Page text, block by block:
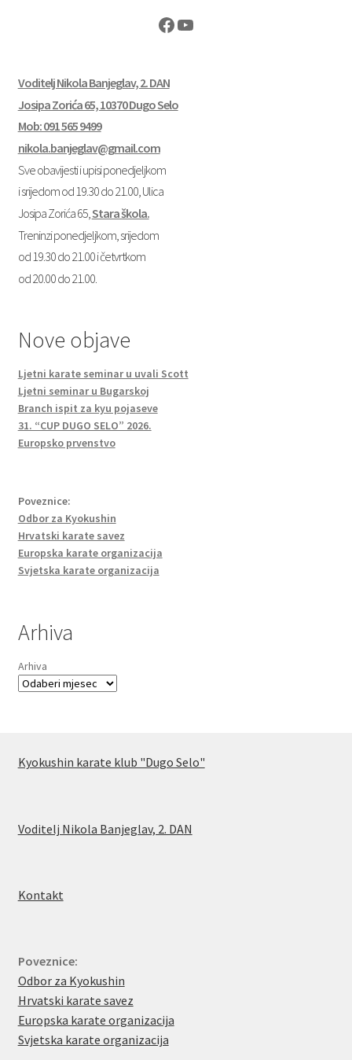
Facebook
YouTube
Voditelj Nikola Banjeglav, 2. DAN
Josipa Zorića 65, 10370 Dugo Selo
Mob: 091 565 9499
nikola.banjeglav@gmail.com
Sve obavijesti i upisi ponedjeljkom
i srijedom od 19.30 do 21.00, Ulica
Josipa Zorića 65, Stara škola.
Treninzi ponedjeljkom, srijedom
od 19.30 do 21.00 i četvrtkom
od 20.00 do 21.00.
Nove objave
Ljetni karate seminar u uvali Scott
Ljetni seminar u Bugarskoj
Branch ispit za kyu pojaseve
31. “CUP DUGO SELO” 2026.
Europsko prvenstvo
Poveznice:
Odbor za Kyokushin
Hrvatski karate savez
Europska karate organizacija
Svjetska karate organizacija
Arhiva
Arhiva
Kyokushin karate klub "Dugo Selo"
Voditelj Nikola Banjeglav, 2. DAN
Kontakt
Poveznice:
Odbor za Kyokushin
Hrvatski karate savez
Europska karate organizacija
Svjetska karate organizacija